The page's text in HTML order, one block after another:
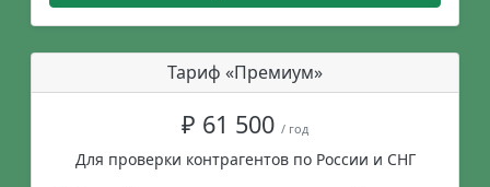
Тариф «Премиум»
₽ 61 500 / год
Для проверки контрагентов по России и СНГ